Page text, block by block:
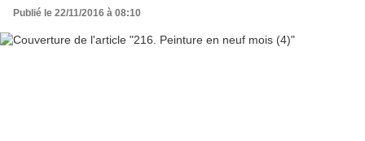
Publié le 22/11/2016 à 08:10